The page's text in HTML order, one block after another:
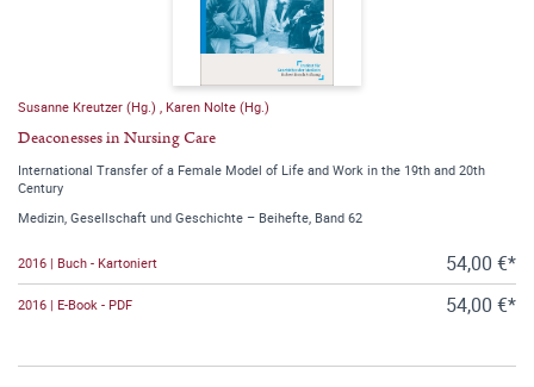
Susanne Kreutzer (Hg.) Karen Nolte (Hg.)
Deaconesses in Nursing Care
International Transfer of a Female Model of Life and Work in the 19th and 20th
Century
Medizin, Gesellschaft und Geschichte – Beihefte, Band 62
2016 | Buch - Kartoniert 54,00 €*
2016 | E-Book - PDF 54,00 €*